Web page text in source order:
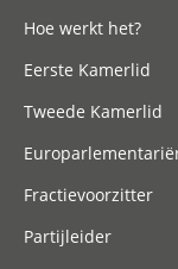
Hoe werkt het?
Eerste Kamerlid
Tweede Kamerlid
Fractievoorzitter
Partijleider